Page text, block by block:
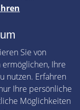
Sie von
Ihre
nutzen. Erfahren
Ihre persönliche
Möglichkeiten